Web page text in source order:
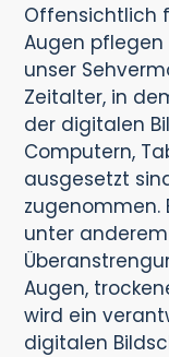
Offensichtlich
Augen
unser
Zeitalter, in
der digitalen
Computern,
ausgesetzt
zugenommen.
unter
Augen,
wird ein
digitalen